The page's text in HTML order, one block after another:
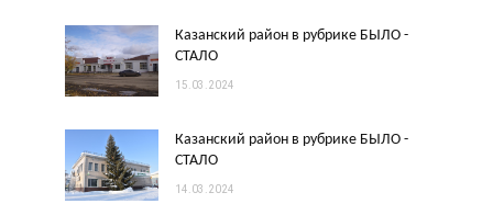
Казанский район в рубрике БЫЛО -
СТАЛО
15.03.2024
Казанский район в рубрике БЫЛО -
СТАЛО
14.03.2024